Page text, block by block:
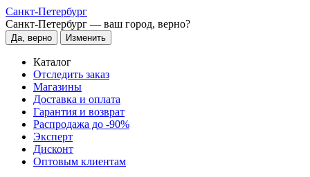
Санкт-Петербург
Санкт-Петербург — ваш город, верно?
Да, верно Изменить
Каталог
Отследить заказ
Магазины
Доставка и оплата
Гарантия и возврат
Распродажа до -90%
Эксперт
Дисконт
Оптовым клиентам